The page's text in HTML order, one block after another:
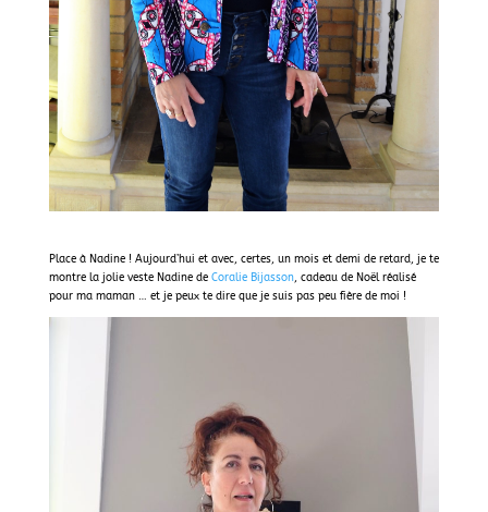
Place à Nadine ! Aujourd’hui et avec, certes, un mois et demi de retard, je te
montre la jolie veste Nadine de Coralie Bijasson, cadeau de Noël réalisé
pour ma maman … et je peux te dire que je suis pas peu fière de moi !